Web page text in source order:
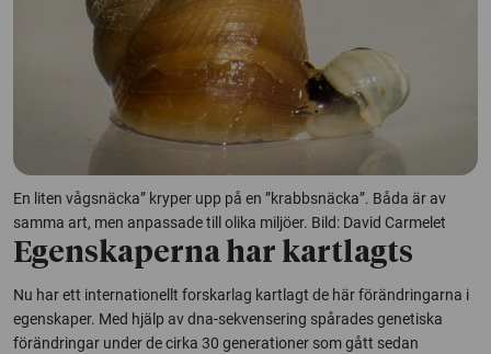
En liten vågsnäcka” kryper upp på en ”krabbsnäcka”. Båda är av
samma art, men anpassade till olika miljöer. Bild: David Carmelet
Egenskaperna har kartlagts
Nu har ett internationellt forskarlag kartlagt de här förändringarna i
egenskaper. Med hjälp av dna-sekvensering spårades genetiska
förändringar under de cirka 30 generationer som gått sedan